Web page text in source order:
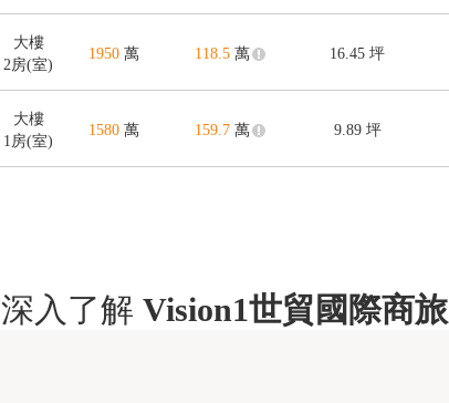
大樓
2房(室)
1950 萬 118.5萬 16.45 坪
大樓
1房(室)
1580 萬 159.7萬 9.89坪
深入了解 Vision1世貿國際商旅